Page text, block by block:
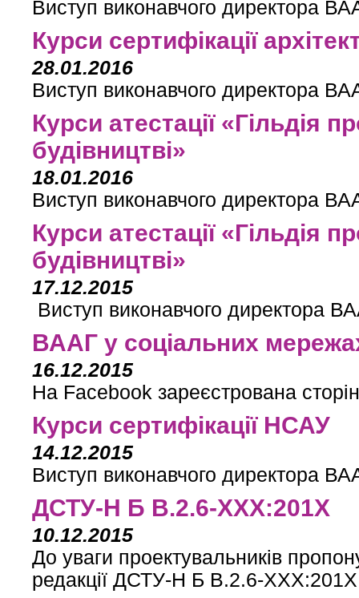
Виступ виконавчого директора
Курси сертифікації
28.01.2016
Виступ виконавчого директора
Курси атестації «Гільдія
будівництві»
18.01.2016
Виступ виконавчого директора
Курси атестації «Гільдія
будівництві»
17.12.2015
Виступ виконавчого директора
ВААГ у соціальних
16.12.2015
На Facebook зареєстрована
Курси сертифікації НСАУ
14.12.2015
Виступ виконавчого директора
ДСТУ-Н Б В.2.6-ХХХ:201Х
10.12.2015
До уваги проектувальників
редакції ДСТУ-Н Б В.2.6-